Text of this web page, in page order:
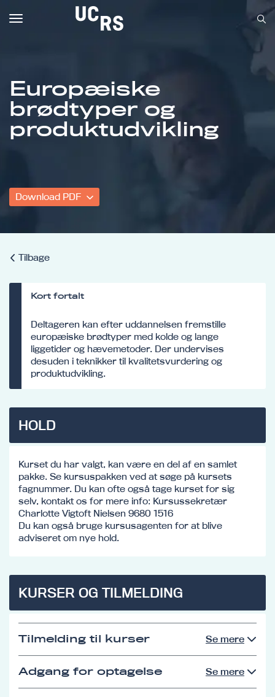
Om UCRS
Bliv faglært
Europæiske
brødtyper og
produktudvikling
Download PDF
Tilbage
Kort fortalt
Deltageren kan efter uddannelsen fremstille
europæiske brødtyper med kolde og lange
liggetider og hævemetoder. Der undervises
desuden i teknikker til kvalitetsvurdering og
produktudvikling.
HOLD
Kurset du har valgt, kan være en del af en samlet
pakke. Se kursuspakken ved at søge på kursets
fagnummer. Du kan ofte også tage kurset for sig
selv, kontakt os for mere info: Kursussekretær
Charlotte Vigtoft Nielsen 9680 1516
Du kan også bruge kursusagenten for at blive
adviseret om nye hold.
KURSER OG TILMELDING
Tilmelding til kurser Se mere
Adgang for optagelse Se mere